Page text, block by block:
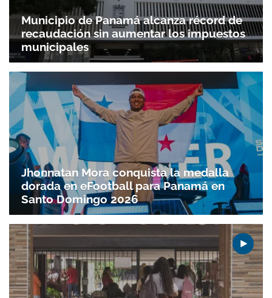
Gracias por suscribirte a nuestro boletín.
ACEPTAR
Municipio de Panamá alcanza récord de
recaudación sin aumentar los impuestos
municipales
Jhonnatan Mora conquista la medalla
dorada en eFootball para Panamá en
Santo Doming­o 2026